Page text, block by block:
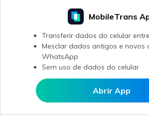
Abrir MobileTrans APP
MobileTrans
Transferir dados do celular
Mesclar dados antigos e novos
WhatsApp
Sem uso de dados do celular
Abrir App